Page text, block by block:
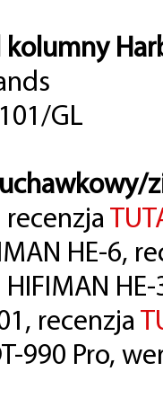
101/GL
recenzja
HE-6,
| HIFIMAN
recenzja
990 Pro,